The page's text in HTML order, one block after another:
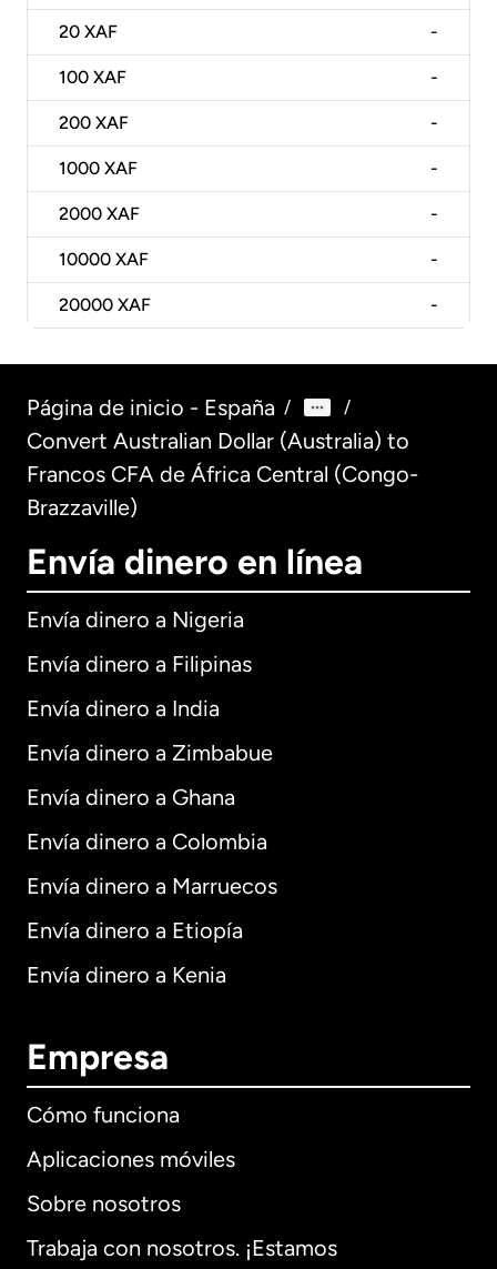
20 XAF -
100 XAF -
200 XAF -
1000 XAF -
2000 XAF -
10000 XAF -
20000 XAF -
Página de inicio - España / /
Convert Australian Dollar (Australia) to
Francos CFA de África Central (Congo-
Brazzaville)
Envía dinero en línea
Envía dinero a Nigeria
Envía dinero a Filipinas
Envía dinero a India
Envía dinero a Zimbabue
Envía dinero a Ghana
Envía dinero a Colombia
Envía dinero a Marruecos
Envía dinero a Etiopía
Envía dinero a Kenia
Empresa
Cómo funciona
Aplicaciones móviles
Sobre nosotros
Trabaja con nosotros. ¡Estamos